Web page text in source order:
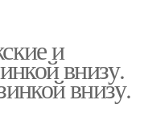
и
внизу.
внизу.